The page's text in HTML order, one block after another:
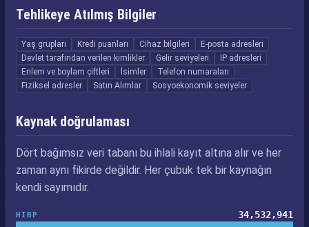
Tehlikeye Atılmış Bilgiler
Yaş grupları Kredi puanları Cihaz bilgileri
E-posta adresleri
Devlet tarafından verilen kimlikler
Gelir seviyeleri
IP adresleri
Enlem ve boylam çiftleri
İsimler
Telefon numaraları
Fiziksel adresler
Satın Alımlar Sosyoekonomik seviyeler
Kaynak doğrulaması
Dört bağımsız veri tabanı bu ihlali kayıt altına alır ve her
zaman aynı fikirde değildir. Her çubuk tek bir kaynağın
kendi sayımıdır.
HIBP 34,532,941